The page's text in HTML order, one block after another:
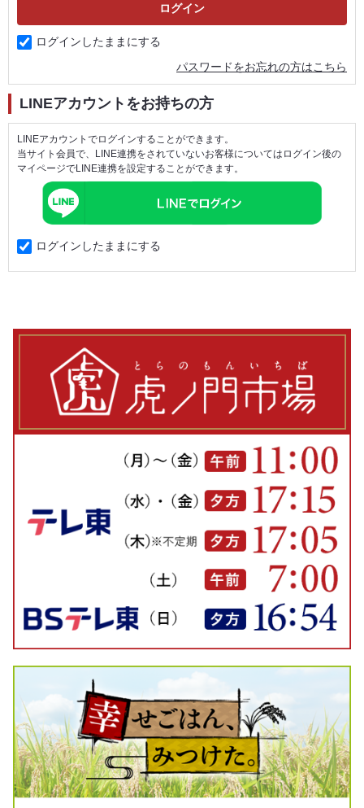
ログインしたままにする
パスワードをお忘れの方はこちら
LINEアカウントをお持ちの方
LINEアカウントでログインすることができます。
当サイト会員で、LINE連携をされていないお客様についてはログイン後の
マイページでLINE連携を設定することができます。
ログインしたままにする